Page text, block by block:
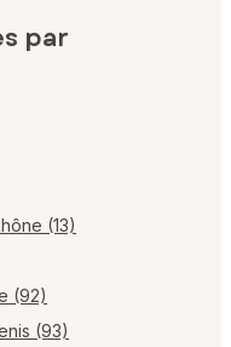
par
(13)
(92)
(93)